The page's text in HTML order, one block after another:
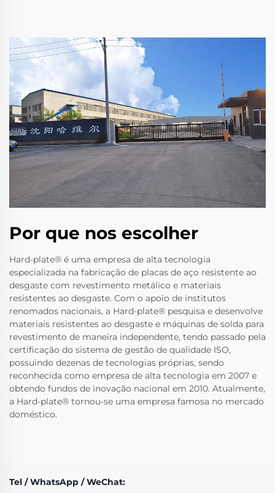
Por que nos escolher
Hard-plate® é uma empresa de alta tecnologia
especializada na fabricação de placas de aço resistente ao
desgaste com revestimento metálico e materiais
resistentes ao desgaste. Com o apoio de institutos
renomados nacionais, a Hard-plate® pesquisa e desenvolve
materiais resistentes ao desgaste e máquinas de solda para
revestimento de maneira independente, tendo passado pela
certificação do sistema de gestão de qualidade ISO,
possuindo dezenas de tecnologias próprias, sendo
reconhecida como empresa de alta tecnologia em 2007 e
obtendo fundos de inovação nacional em 2010. Atualmente,
a Hard-plate® tornou-se uma empresa famosa no mercado
doméstico.
Tel / WhatsApp / WeChat: